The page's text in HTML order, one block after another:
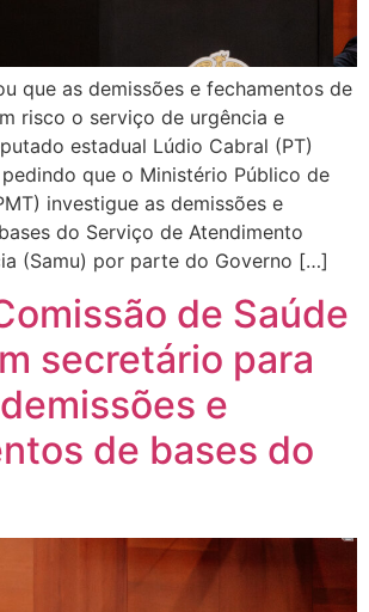
que as demissões e fechamentos de
risco o serviço de urgência e
estadual Lúdio Cabral (PT)
que o Ministério Público de
investigue as demissões e
do Serviço de Atendimento
(Samu) por parte do Governo […]
de Saúde
secretário para
e
de bases do